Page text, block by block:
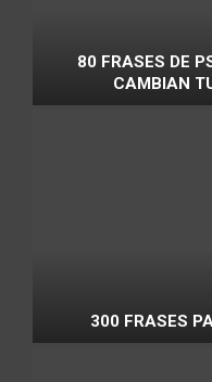
80 FRASES DE
CAMBIAN
300 FRASES